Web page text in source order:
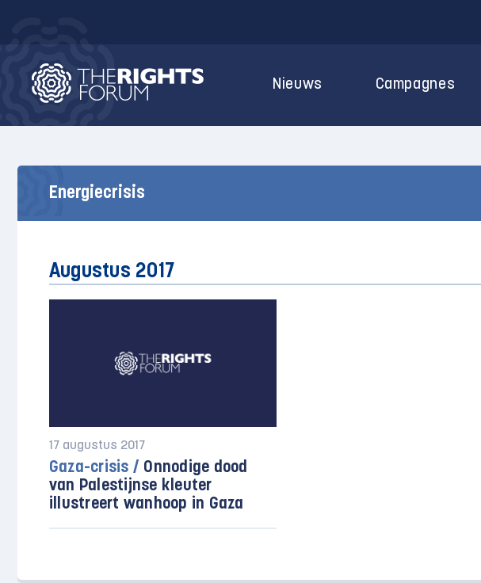
Nieuws Campagnes
Energiecrisis
Augustus 2017
17 augustus 2017
Gaza-crisis / Onnodige dood
van Palestijnse kleuter
illustreert wanhoop in Gaza